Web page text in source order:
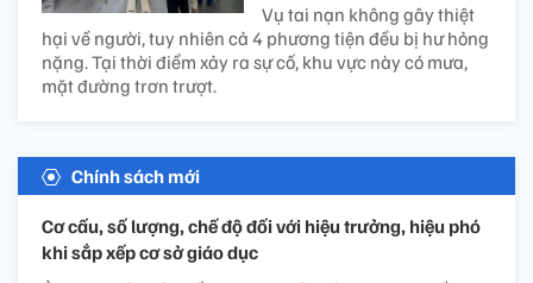
Vụ tai nạn không gây thiệt
hại về người, tuy nhiên cả 4 phương tiện đều bị hư hỏng
nặng. Tại thời điểm xảy ra sự cố, khu vực này có mưa,
mặt đường trơn trượt.
Chính sách mới
Cơ cấu, số lượng, chế độ đối với hiệu trưởng, hiệu phó
khi sắp xếp cơ sở giáo dục